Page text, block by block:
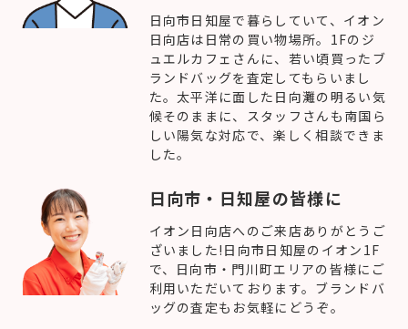
日向市日知屋で暮らしていて、イオン
日向店は日常の買い物場所。1Fのジ
ュエルカフェさんに、若い頃買ったブ
ランドバッグを査定してもらいまし
た。太平洋に面した日向灘の明るい気
候そのままに、スタッフさんも南国ら
しい陽気な対応で、楽しく相談できま
した。
日向市・日知屋の皆様に
イオン日向店へのご来店ありがとうご
ざいました!日向市日知屋のイオン1F
で、日向市・門川町エリアの皆様にご
利用いただいております。ブランドバ
ッグの査定もお気軽にどうぞ。